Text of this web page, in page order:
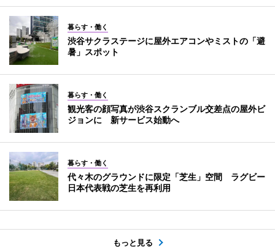
暮らす・働く
渋谷サクラステージに屋外エアコンやミストの「避
暑」スポット
暮らす・働く
観光客の顔写真が渋谷スクランブル交差点の屋外ビ
ジョンに 新サービス始動へ
暮らす・働く
代々木のグラウンドに限定「芝生」空間 ラグビー
日本代表戦の芝生を再利用
もっと見る